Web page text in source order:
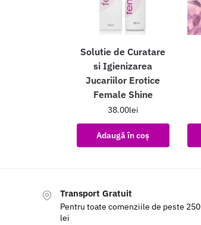
Solutie de Curatare
si Igienizarea
Jucariilor Erotice
Female Shine
38.00lei
Adaugă în coș
Transport Gratuit
Pentru toate comenziile de peste 250
lei